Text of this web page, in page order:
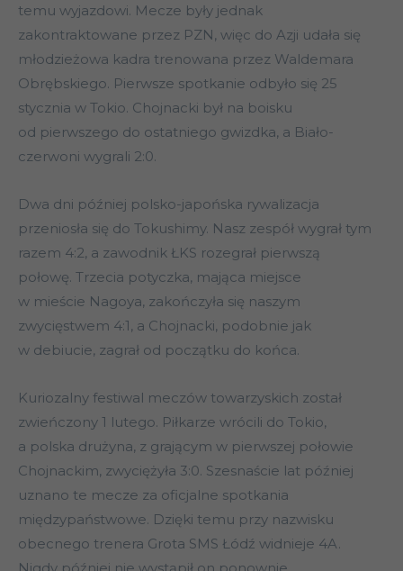
temu wyjazdowi. Mecze były jednak
zakontraktowane przez PZN, więc do Azji udała się
młodzieżowa kadra trenowana przez Waldemara
Obrębskiego. Pierwsze spotkanie odbyło się 25
stycznia w Tokio. Chojnacki był na boisku
od pierwszego do ostatniego gwizdka, a Biało-
czerwoni wygrali 2:0.
Dwa dni później polsko-japońska rywalizacja
przeniosła się do Tokushimy. Nasz zespół wygrał tym
razem 4:2, a zawodnik ŁKS rozegrał pierwszą
połowę. Trzecia potyczka, mająca miejsce
w mieście Nagoya, zakończyła się naszym
zwycięstwem 4:1, a Chojnacki, podobnie jak
w debiucie, zagrał od początku do końca.
Kuriozalny festiwal meczów towarzyskich został
zwieńczony 1 lutego. Piłkarze wrócili do Tokio,
a polska drużyna, z grającym w pierwszej połowie
Chojnackim, zwyciężyła 3:0. Szesnaście lat później
uznano te mecze za oficjalne spotkania
międzypaństwowe. Dzięki temu przy nazwisku
obecnego trenera Grota SMS Łódź widnieje 4A.